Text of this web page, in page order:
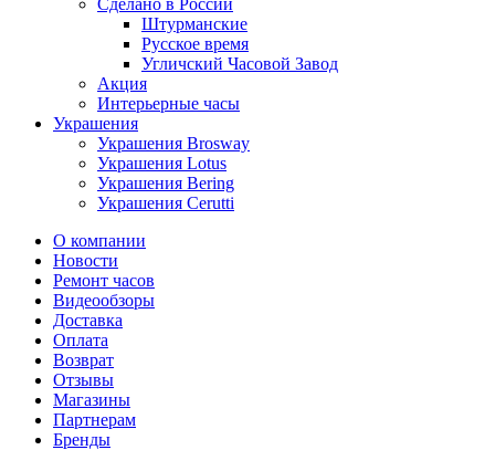
Сделано в России
Штурманские
Русское время
Угличский Часовой Завод
Акция
Интерьерные часы
Украшения
Украшения Brosway
Украшения Lotus
Украшения Bering
Украшения Cerutti
О компании
Новости
Ремонт часов
Видеообзоры
Доставка
Оплата
Возврат
Отзывы
Магазины
Партнерам
Бренды